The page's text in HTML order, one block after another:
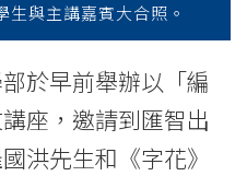
生與主講嘉賓大合照。
於早前舉辦以「編
座，邀請到匯智出
洪先生和《字花》